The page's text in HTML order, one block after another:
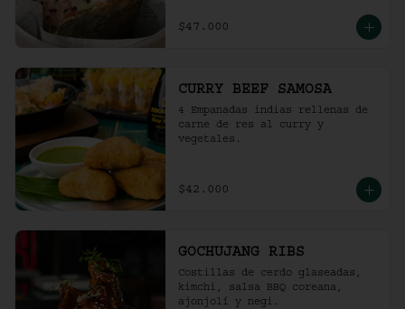
$47.000
CURRY BEEF SAMOSA
4 Empanadas indias rellenas de
carne de res al curry y
vegetales.
$42.000
GOCHUJANG RIBS
Costillas de cerdo glaseadas,
kimchi, salsa BBQ coreana,
ajonjolí y negi.